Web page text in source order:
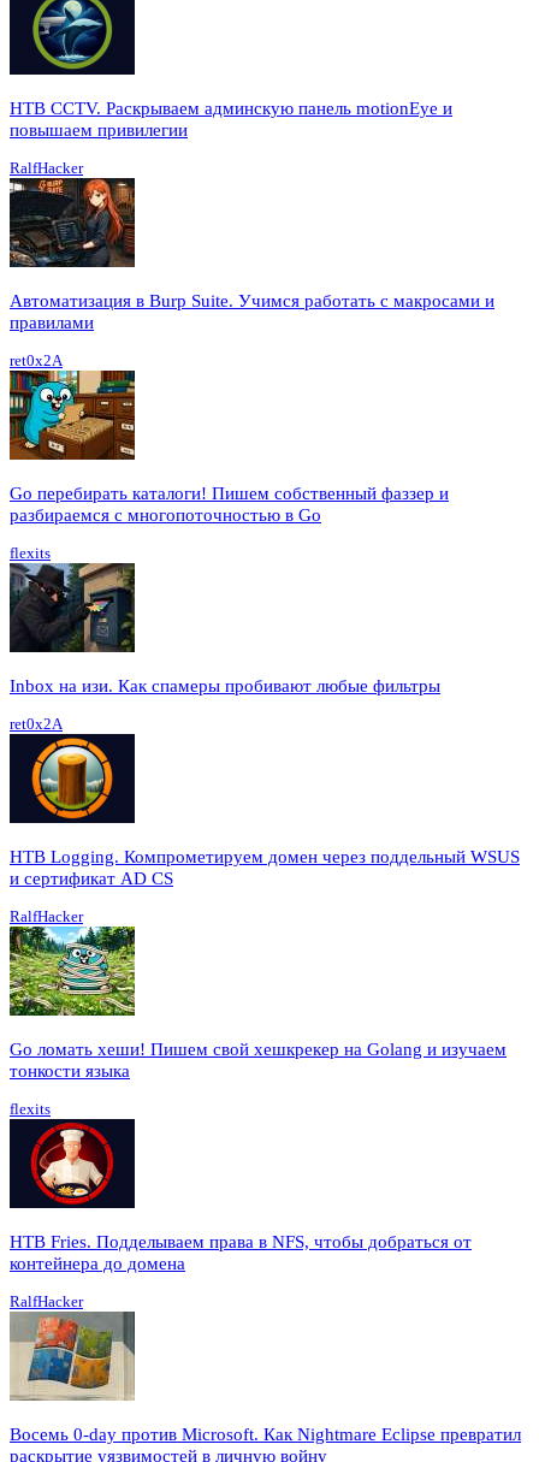
HTB CCTV. Раскрываем админскую панель motionEye и
повышаем привилегии
RalfHacker
Автоматизация в Burp Suite. Учимся работать с макросами и
правилами
ret0x2A
Go перебирать каталоги! Пишем собственный фаззер и
разбираемся с многопоточностью в Go
flexits
Inbox на изи. Как спамеры пробивают любые фильтры
ret0x2A
HTB Logging. Компрометируем домен через поддельный WSUS
и сертификат AD CS
RalfHacker
Go ломать хеши! Пишем свой хешкрекер на Golang и изучаем
тонкости языка
flexits
HTB Fries. Подделываем права в NFS, чтобы добраться от
контейнера до домена
RalfHacker
Восемь 0-day против Microsoft. Как Nightmare Eclipse превратил
раскрытие уязвимостей в личную войну